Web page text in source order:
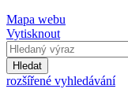
Mapa webu
Vytisknout
Hledat
rozšířené vyhledávání